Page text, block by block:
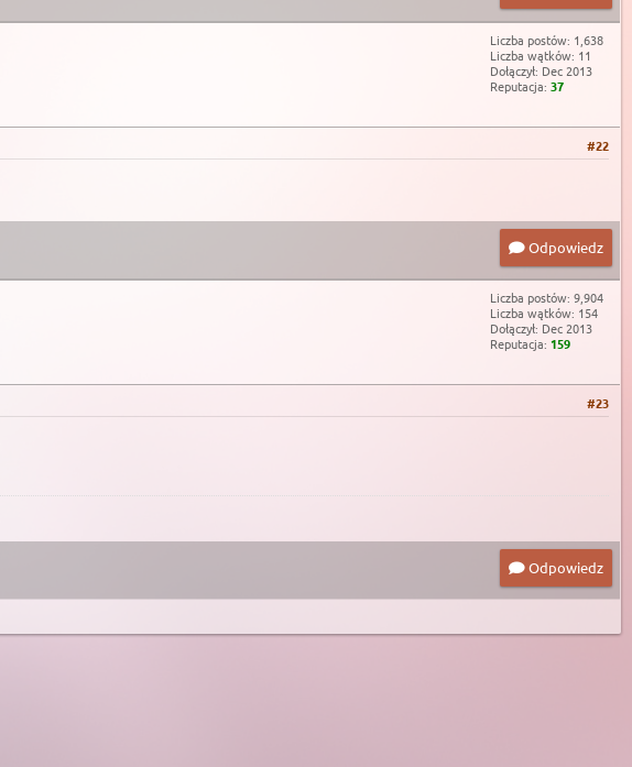
Liczba postów: 1,638
Liczba wątków: 11
Dołączył: Dec 2013
Reputacja: 37
#22
Odpowiedz
Liczba postów: 9,904
Liczba wątków: 154
Dołączył: Dec 2013
Reputacja: 159
#23
Odpowiedz